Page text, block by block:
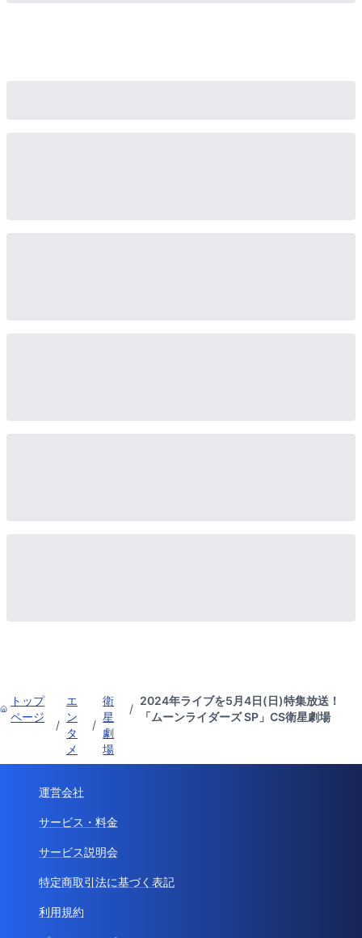
トップ
ページ
/
エ
ン
タ
メ
/
衛
星
劇
場
/
2024年ライブを5月4日(日)特集放送！
「ムーンライダーズ SP」CS衛星劇場
運営会社
サービス・料金
サービス説明会
特定商取引法に基づく表記
利用規約